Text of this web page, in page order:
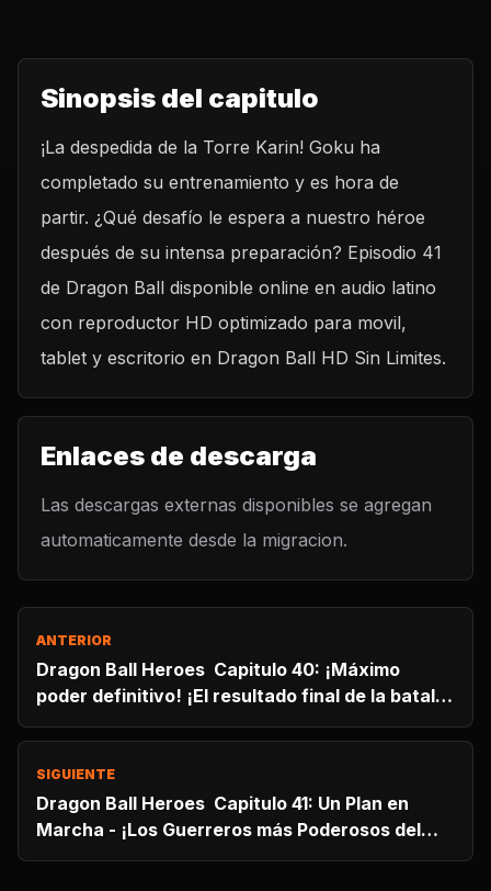
Sinopsis del capitulo
¡La despedida de la Torre Karin! Goku ha
completado su entrenamiento y es hora de
partir. ¿Qué desafío le espera a nuestro héroe
después de su intensa preparación? Episodio 41
de Dragon Ball disponible online en audio latino
con reproductor HD optimizado para movil,
tablet y escritorio en Dragon Ball HD Sin Limites.
Enlaces de descarga
Las descargas externas disponibles se agregan
automaticamente desde la migracion.
ANTERIOR
Dragon Ball Heroes Capitulo 40: ¡Máximo
poder definitivo! ¡El resultado final de la batalla
decisiva por el futuro!
SIGUIENTE
Dragon Ball Heroes Capitulo 41: Un Plan en
Marcha - ¡Los Guerreros más Poderosos del
Espacio-Tiempo se Reúnen!